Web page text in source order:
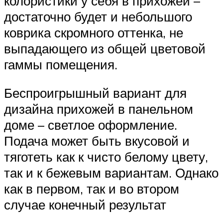
достаточно будет и небольшого
коврика скромного оттенка, не
выпадающего из общей цветовой
гаммы помещения.
Беспроигрышный вариант для
дизайна прихожей в панельном
доме – светлое оформление.
Подача может быть вкусовой и
тяготеть как к чисто белому цвету,
так и к бежевым вариантам. Однако
как в первом, так и во втором
случае конечный результат